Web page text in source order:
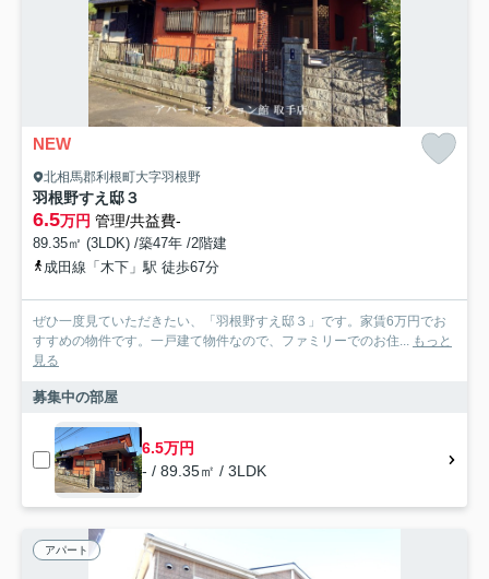
NEW
北相馬郡利根町大字羽根野
羽根野すえ邸３
6.5万円 管理/共益費-
89.35㎡ (3LDK) /築47年 /2階建
成田線「木下」駅 徒歩67分
ぜひ一度見ていただきたい、「羽根野すえ邸３」です。家賃6万円でお
すすめの物件です。一戸建て物件なので、ファミリーでのお住... もっと
見る
募集中の部屋
6.5万円
- / 89.35㎡ / 3LDK
アパート